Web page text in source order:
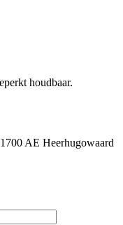
houdbaar.
AE Heerhugowaard